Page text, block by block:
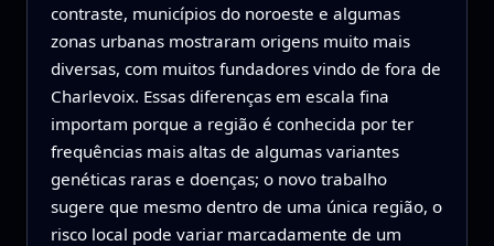
contraste, municípios do noroeste e algumas
zonas urbanas mostraram origens muito mais
diversas, com muitos fundadores vindo de fora de
Charlevoix. Essas diferenças em escala fina
importam porque a região é conhecida por ter
frequências mais altas de algumas variantes
genéticas raras e doenças; o novo trabalho
sugere que mesmo dentro de uma única região, o
risco local pode variar marcadamente de um